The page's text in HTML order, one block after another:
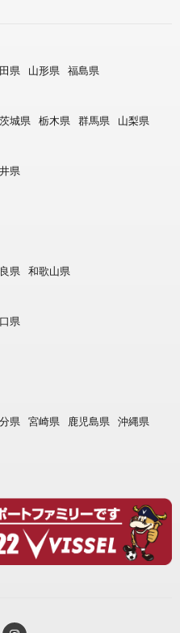
県 山形県
福島県
茨城県 栃木県 群馬県
山梨県
県
県
和歌山県
県
県 宮崎県 鹿児島県 沖縄県